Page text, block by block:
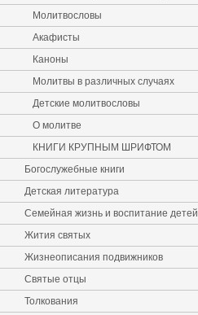
Молитвословы
Акафисты
Каноны
Молитвы в различных случаях
Детские молитвословы
О молитве
КНИГИ КРУПНЫМ ШРИФТОМ
Богослужебные книги
Детская литература
Семейная жизнь и воспитание детей
Жития святых
Жизнеописания подвижников
Святые отцы
Толкования